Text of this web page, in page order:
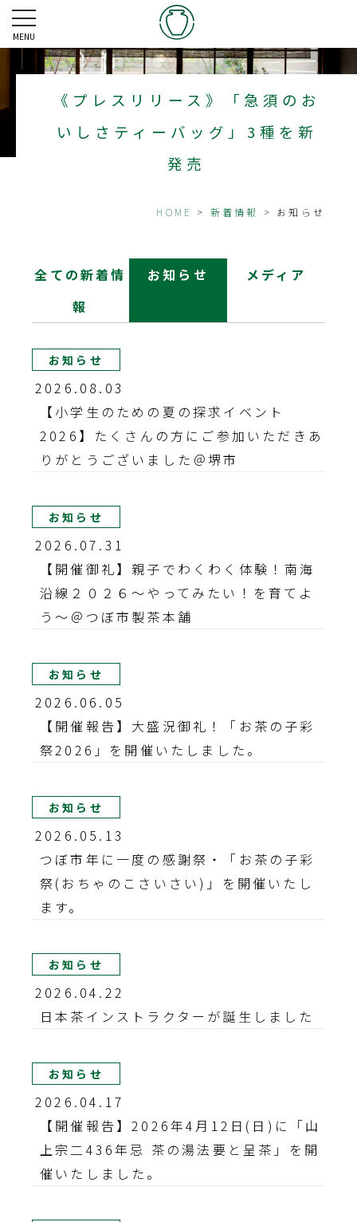
MENU
《プレスリリース》「急須のお
いしさティーバッグ」3種を新
発売
HOME > 新着情報 > お知らせ
全ての新着情
報
お知らせ メディア
お知らせ
2026.08.03
【小学生のための夏の探求イベント
2026】たくさんの方にご参加いただきあ
りがとうございました＠堺市
お知らせ
2026.07.31
【開催御礼】親子でわくわく体験！南海
沿線２０２６～やってみたい！を育てよ
う～＠つぼ市製茶本舗
お知らせ
2026.06.05
【開催報告】大盛況御礼！「お茶の子彩
祭2026」を開催いたしました。
お知らせ
2026.05.13
つぼ市年に一度の感謝祭・「お茶の子彩
祭(おちゃのこさいさい)」を開催いたし
ます。
お知らせ
2026.04.22
日本茶インストラクターが誕生しました
お知らせ
2026.04.17
【開催報告】2026年4月12日(日)に「山
上宗二436年忌 茶の湯法要と呈茶」を開
催いたしました。